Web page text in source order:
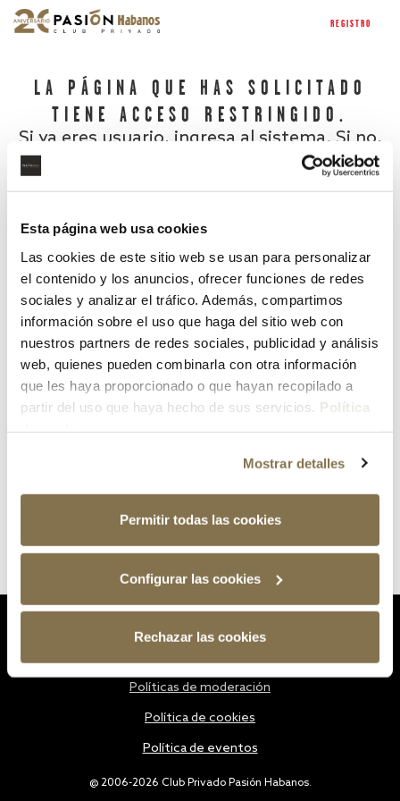
Esta página web usa cookies
Las cookies de este sitio web se usan para personalizar
el contenido y los anuncios, ofrecer funciones de redes
sociales y analizar el tráfico. Además, compartimos
información sobre el uso que haga del sitio web con
nuestros partners de redes sociales, publicidad y análisis
web, quienes pueden combinarla con otra información
que les haya proporcionado o que hayan recopilado a
partir del uso que haya hecho de sus servicios. Política
Mostrar detalles
Permitir todas las cookies
Configurar las cookies
Rechazar las cookies
REGISTRO
LA PÁGINA QUE HAS SOLICITADO
TIENE ACCESO RESTRINGIDO.
Si ya eres usuario, ingresa al sistema. Si no,
¿Has olvidado tu contraseña?
@ 2006-2026 Club Privado Pasión Habanos.
Políticas de moderación
Política de cookies
Política de eventos